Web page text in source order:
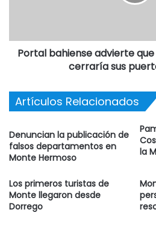
El domingo 19, a las 11 horas
ciudad hasta el escenario central
jornada de danzas típicas.
Esta fiesta, con más de 300
con el auspicio de la
Portal bahiense advierte
cerraría sus
Artículos Relacionados
Denuncian la publicación de
falsos departamentos en
Monte Hermoso
la
Los primeros turistas de
Monte llegaron desde
Dorrego